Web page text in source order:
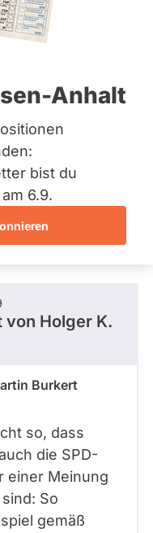
Anhalt
bist du
6.9.
und kein
oder
Person
von Holger K.
Burkert
so, dass
die SPD-
einer Meinung
So
gemäß